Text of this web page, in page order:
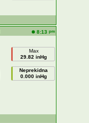
8:13 pm
Max
29.82 inHg
Neprekidna
0.000 inHg